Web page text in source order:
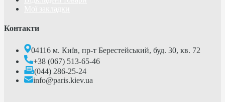
Контакти
04116 м. Київ, пр-т Берестейський, буд. 30, кв. 72
+38 (067) 513-65-46
(044) 286-25-24
info@paris.kiev.ua